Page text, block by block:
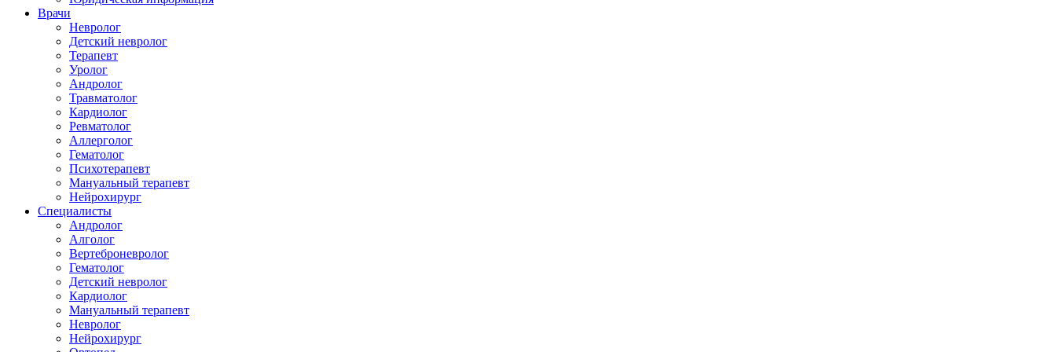
Врачи
Невролог
Детский невролог
Терапевт
Уролог
Андролог
Травматолог
Кардиолог
Ревматолог
Аллерголог
Гематолог
Психотерапевт
Мануальный терапевт
Нейрохирург
Специалисты
Андролог
Алголог
Вертеброневролог
Гематолог
Детский невролог
Кардиолог
Мануальный терапевт
Невролог
Нейрохирург